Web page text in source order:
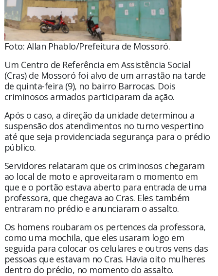
Foto: Allan Phablo/Prefeitura de Mossoró.
Um Centro de Referência em Assistência Social
(Cras) de Mossoró foi alvo de um arrastão na tarde
de quinta-feira (9), no bairro Barrocas. Dois
criminosos armados participaram da ação.
Após o caso, a direção da unidade determinou a
suspensão dos atendimentos no turno vespertino
até que seja providenciada segurança para o prédio
público.
Servidores relataram que os criminosos chegaram
ao local de moto e aproveitaram o momento em
que e o portão estava aberto para entrada de uma
professora, que chegava ao Cras. Eles também
entraram no prédio e anunciaram o assalto.
Os homens roubaram os pertences da professora,
como uma mochila, que eles usaram logo em
seguida para colocar os celulares e outros vens das
pessoas que estavam no Cras. Havia oito mulheres
dentro do prédio, no momento do assalto.